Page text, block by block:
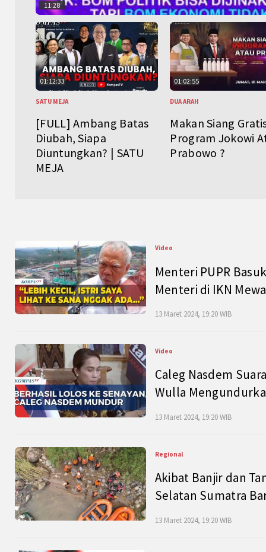
11:28
01:12:33
SATU MEJA
[FULL] Ambang Batas
Diubah, Siapa
Diuntungkan? | SATU
MEJA
01:02:55
DUA ARAH
Makan Siang
Program Jokowi
Prabowo ?
Video
Menteri PUPR
Menteri di IKN
13 Maret 2024, 19:20 WIB
Video
Caleg Nasdem
Wulla
13 Maret 2024, 19:20 WIB
Regional
Akibat Banjir dan
Selatan Sumatra
13 Maret 2024, 19:20 WIB